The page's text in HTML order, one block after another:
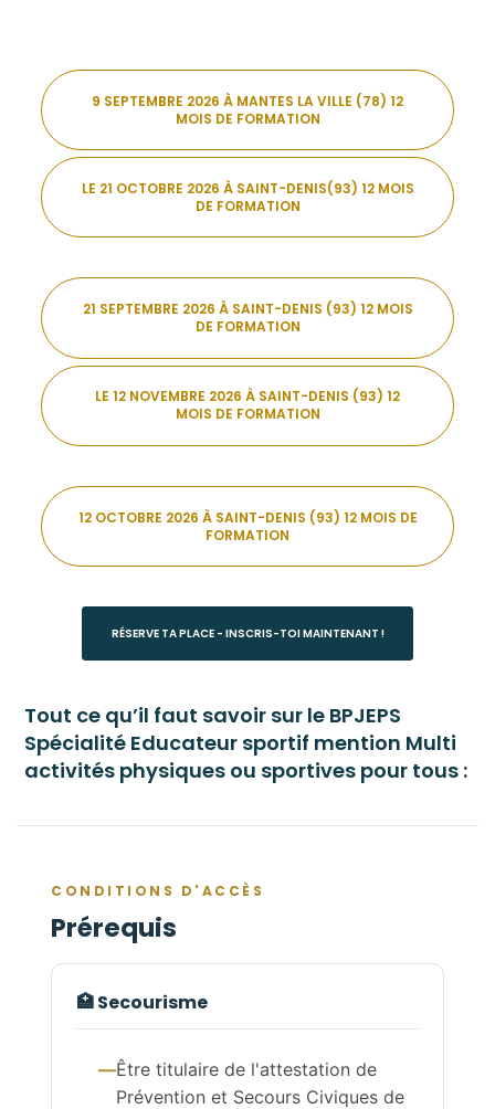
9 SEPTEMBRE 2026 À MANTES LA VILLE (78) 12
MOIS DE FORMATION
LE 21 OCTOBRE 2026 À SAINT-DENIS(93) 12 MOIS
DE FORMATION
21 SEPTEMBRE 2026 À SAINT-DENIS (93) 12 MOIS
DE FORMATION
LE 12 NOVEMBRE 2026 À SAINT-DENIS (93) 12
MOIS DE FORMATION
12 OCTOBRE 2026 À SAINT-DENIS (93) 12 MOIS DE
FORMATION
RÉSERVE TA PLACE - INSCRIS-TOI MAINTENANT !
Tout ce qu’il faut savoir sur le BPJEPS
Spécialité Educateur sportif mention Multi
activités physiques ou sportives pour tous :
CONDITIONS D'ACCÈS
Prérequis
🏥 Secourisme
Être titulaire de l'attestation de
Prévention et Secours Civiques de